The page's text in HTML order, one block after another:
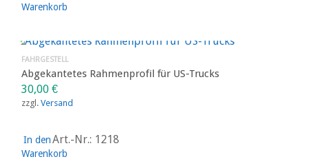
Warenkorb
FAHRGESTELL
Abgekantetes Rahmenprofil für US-Trucks
30,00 €
zzgl. Versand
In den
Warenkorb
Art.-Nr.: 1218